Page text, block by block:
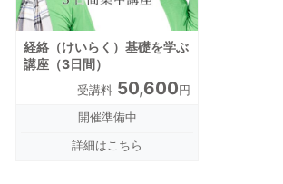
経絡（けいらく）基礎を学ぶ
講座（3日間）
受講料 50,600円
開催準備中
詳細はこちら